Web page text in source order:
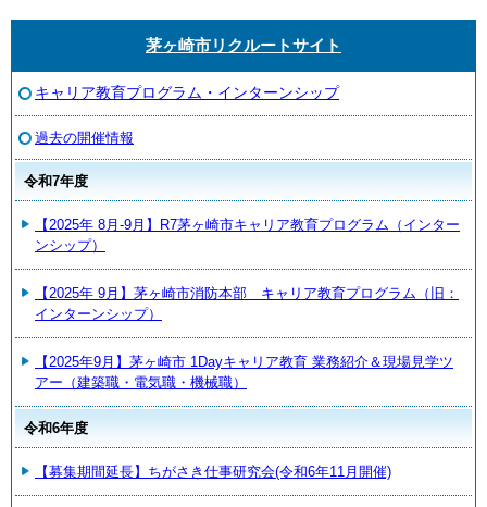
茅ヶ崎市リクルートサイト
キャリア教育プログラム・インターンシップ
過去の開催情報
令和7年度
【2025年 8月-9月】R7茅ヶ崎市キャリア教育プログラム（インター
ンシップ）
【2025年 9月】茅ヶ崎市消防本部 キャリア教育プログラム（旧：
インターンシップ）
【2025年9月】茅ヶ崎市 1Dayキャリア教育 業務紹介＆現場見学ツ
アー（建築職・電気職・機械職）
令和6年度
【募集期間延長】ちがさき仕事研究会(令和6年11月開催)